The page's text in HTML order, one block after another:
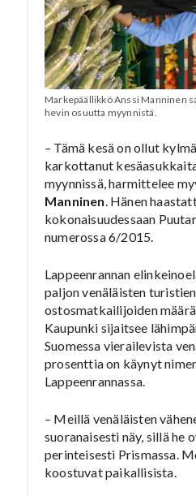
Markepäällikkö Anssi Manninen
hevin osuutta myynnistä.
– Tämä kesä on ollut
karkottanut
myynnissä, harmittelee
Manninen . Hänen
kokonaisuudessaan
numerossa 6/2015.
Lappeenrannan
paljon venäläisten
ostosmatkailijoiden
Kaupunki sijaitsee
Suomessa vierailevista
prosenttia on käynyt
Lappeenrannassa.
– Meillä venäläisten
suoranaisesti näy, sillä he
perinteisesti Prismassa.
koostuvat paikallisista.